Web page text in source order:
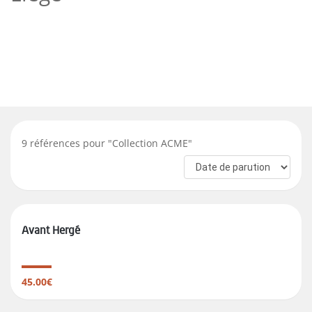
9 références pour "Collection ACME"
Avant Hergé
45.00€